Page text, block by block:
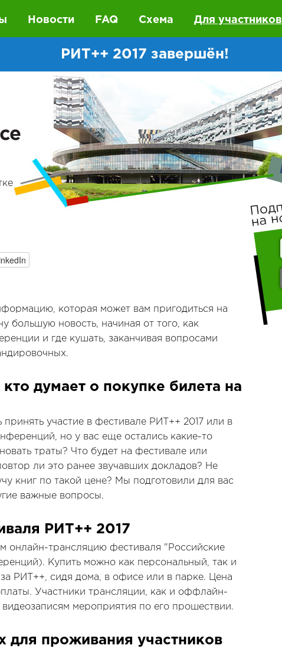
Новости FAQ Схема Для участников
РИТ++ 2017 завершён!
которая может вам пригодиться на
большую новость, начиная от того, как
и где кушать, заканчивая вопросами
кто думает о покупке билета на
участие в фестивале РИТ++ 2017 или в
но у вас еще остались какие-то
траты? Что будет на фестивале или
ли это ранее звучавших докладов? Не
книг по такой цене? Мы подготовили для вас
важные вопросы.
РИТ++ 2017
онлайн-трансляцию фестиваля "Российские
Купить можно как персональный, так и
РИТ++, сидя дома, в офисе или в парке. Цена
Участники трансляции, как и оффлайн-
мероприятия по его прошествии.
для проживания участников